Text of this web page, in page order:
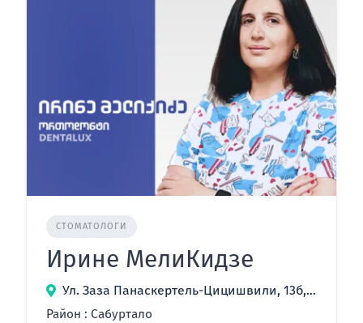
СТОМАТОЛОГИ
Ирине МелиКидзе
Ул. Заза Панаскертель-Цицишвили, 13б, Тбилиси, Грузия
Район : Сабуртало